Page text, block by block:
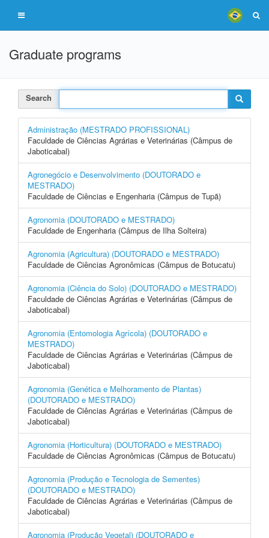
Graduate programs
Search
Administração (MESTRADO PROFISSIONAL)
Faculdade de Ciências Agrárias e Veterinárias (Câmpus de
Jaboticabal)
Agronegócio e Desenvolvimento (DOUTORADO e
MESTRADO)
Faculdade de Ciências e Engenharia (Câmpus de Tupã)
Agronomia (DOUTORADO e MESTRADO)
Faculdade de Engenharia (Câmpus de Ilha Solteira)
Agronomia (Agricultura) (DOUTORADO e MESTRADO)
Faculdade de Ciências Agronômicas (Câmpus de Botucatu)
Agronomia (Ciência do Solo) (DOUTORADO e MESTRADO)
Faculdade de Ciências Agrárias e Veterinárias (Câmpus de
Jaboticabal)
Agronomia (Entomologia Agrícola) (DOUTORADO e
MESTRADO)
Faculdade de Ciências Agrárias e Veterinárias (Câmpus de
Jaboticabal)
Agronomia (Genética e Melhoramento de Plantas)
(DOUTORADO e MESTRADO)
Faculdade de Ciências Agrárias e Veterinárias (Câmpus de
Jaboticabal)
Agronomia (Horticultura) (DOUTORADO e MESTRADO)
Faculdade de Ciências Agronômicas (Câmpus de Botucatu)
Agronomia (Produção e Tecnologia de Sementes)
(DOUTORADO e MESTRADO)
Faculdade de Ciências Agrárias e Veterinárias (Câmpus de
Jaboticabal)
Agronomia (Produção Vegetal) (DOUTORADO e